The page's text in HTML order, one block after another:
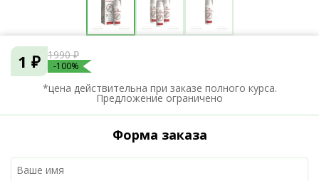
1 ₽ 1990 ₽
-100%
*цена действительна при заказе полного курса.
Предложение ограничено
Форма заказа